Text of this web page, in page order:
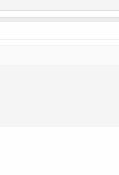
فرستادنم هیچی از ما کم نمیشه